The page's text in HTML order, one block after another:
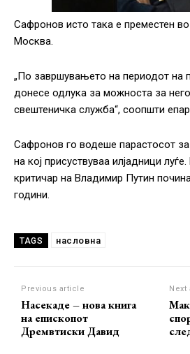
Сафронов исто така е преместен
Москва.
„По завршувањето на периодот на
донесе одлука за можноста за
свештеничка служба“, соопшти
Сафронов го водеше парастосот
на кој присуствуваа илјадници
критичар на Владимир Путин
години.
TAGS насловна
Previous article
Насекаде – нова книга
на епископот
Дремвтиски Давид
Next